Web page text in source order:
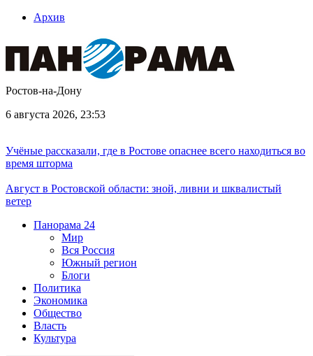
Архив
Ростов-на-Дону
6 августа 2026, 23:53
Учёные рассказали, где в Ростове опаснее всего находиться во
время шторма
Август в Ростовской области: зной, ливни и шквалистый
ветер
Панорама 24
Мир
Вся Россия
Южный регион
Блоги
Политика
Экономика
Общество
Власть
Культура